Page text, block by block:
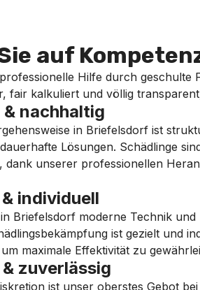
auf
Hilfe durch geschulte
fair kalkuliert und völlig
& nachhaltig
in Briefelsdorf ist
Lösungen. Schädlinge
dank unserer professionellen
individuell
Briefelsdorf moderne Technik
ist gezielt und
maximale Effektivität zu
zuverlässig
ist unser oberstes Gebot